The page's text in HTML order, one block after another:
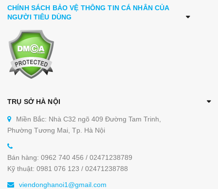
CHÍNH SÁCH BẢO VỆ THÔNG TIN CÁ NHÂN CỦA
NGƯỜI TIÊU DÙNG
TRỤ SỞ HÀ NỘI
Miền Bắc: Nhà C32 ngõ 409 Đường Tam Trinh,
Phường Tương Mai, Tp. Hà Nội
Bán hàng: 0962 740 456 / 02471238789
Kỹ thuật: 0981 076 123 / 02471238788
viendonghanoi1@gmail.com